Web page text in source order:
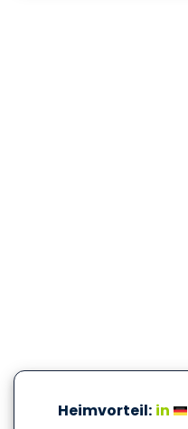
Heimvorteil: in